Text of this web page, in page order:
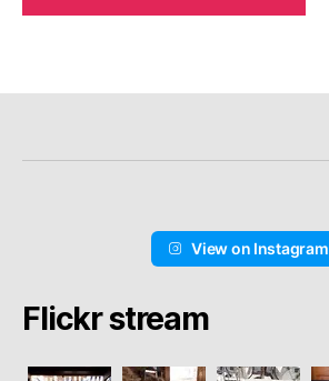
View on Instagram
Flickr stream